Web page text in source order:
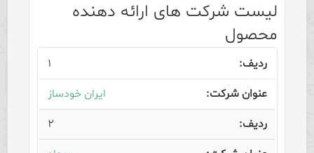
لیست شرکت های ارائه دهنده
محصول
۱
ایران خودساز
۲